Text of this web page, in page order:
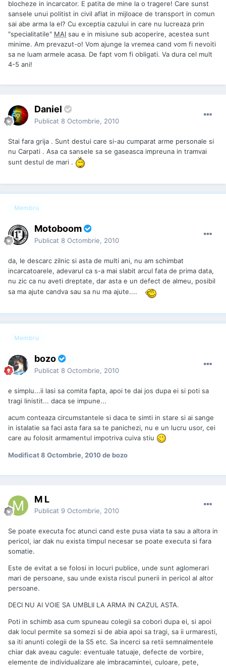
blocheze in incarcator. E patita de mine la o tragere! Care sunst
sansele unui politist in civil aflat in mijloace de transport in comun
sai abe arma la el? Cu exceptia cazului in care nu lucreaza prin
"specialitatile" MAI sau e in misiune sub acoperire, acestea sunt
minime. Am prevazut-o! Vom ajunge la vremea cand vom fi nevoiti
sa ne luam armele acasa. De fapt vom fi obligati. Va dura cel mult
4-5 ani!
Daniel
Publicat 8 Octombrie, 2010
Stai fara grija . Sunt destui care si-au cumparat arme personale si
nu Carpati . Asa ca sansele sa se gaseasca impreuna in tramvai
sunt destul de mari .
Membru
Motoboom
Publicat 8 Octombrie, 2010
da, le descarc zilnic si asta de multi ani, nu am schimbat
incarcatoarele, adevarul ca s-a mai slabit arcul fata de prima data,
nu zic ca nu aveti dreptate, dar asta e un defect de almeu, posibil
sa ma ajute candva sau sa nu ma ajute....
Membru
bozo
Publicat 8 Octombrie, 2010
e simplu...ii lasi sa comita fapta, apoi te dai jos dupa ei si poti sa
tragi linistit... daca se impune...
acum conteaza circumstantele si daca te simti in stare si ai sange
in istalatie sa faci asta fara sa te panichezi, nu e un lucru usor, cei
care au folosit armamentul impotriva cuiva stiu
Modificat8 Octombrie, 2010de bozo
M L
Publicat 9 Octombrie, 2010
Se poate executa foc atunci cand este pusa viata ta sau a altora in
pericol, iar dak nu exista timpul necesar se poate executa si fara
somatie.
Este de evitat a se folosi in locuri publice, unde sunt aglomerari
mari de persoane, sau unde exista riscul punerii in pericol al altor
persoane.
DECI NU AI VOIE SA UMBLII LA ARMA IN CAZUL ASTA.
Poti in schimb asa cum spuneau colegii sa cobori dupa ei, si apoi
dak locul permite sa somezi si de abia apoi sa tragi, sa ii urmaresti,
sa iti anunti colegii de la S5 etc. Sa incerci sa retii semnalmentele
chiar dak aveau cagule: eventuale tatuaje, defecte de vorbire,
elemente de individualizare ale imbracamintei, culoare, pete,